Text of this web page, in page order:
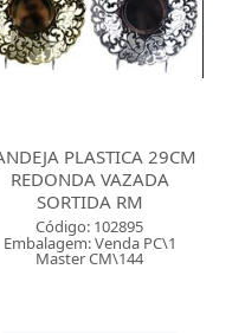
GARRAFAO TERMICO
MOR AMIGO 5L AZUL
Código: 110260
Embalagem: Venda PC\1
Master CM\4